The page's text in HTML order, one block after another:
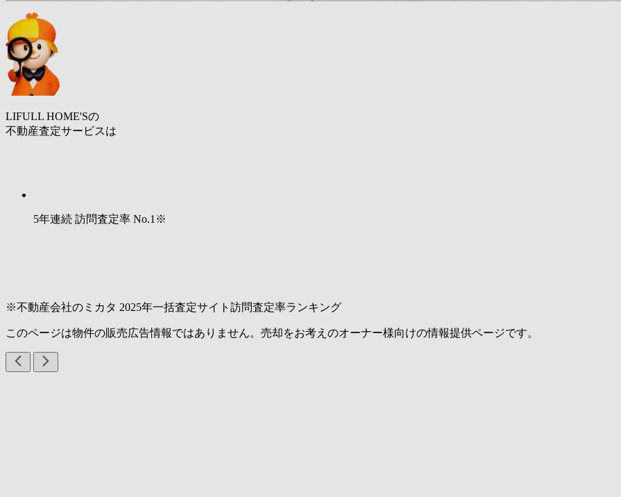
LIFULL HOME'Sの
不動産査定サービスは
5年連続 訪問査定率 No.1 ※
※不動産会社のミカタ 2025年一括査定サイト訪問査定率ランキング
このページは物件の販売広告情報ではありません。売却をお考えのオーナー様向けの情報提供ページです。